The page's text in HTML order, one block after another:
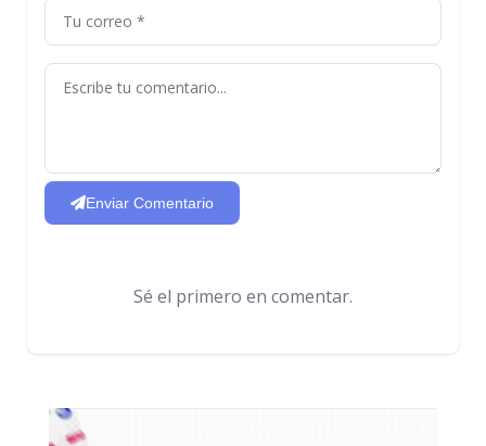
Enviar Comentario
Sé el primero en comentar.